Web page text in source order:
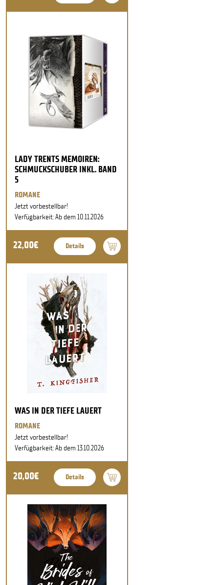
LADY TRENTS MEMOIREN:
SCHMUCKSCHUBER INKL. BAND
5
ROMANE
Jetzt vorbestellbar!
Verfügbarkeit: Ab dem 10.11.2026
22,00€ Details
WAS IN DER TIEFE LAUERT
ROMANE
Jetzt vorbestellbar!
Verfügbarkeit: Ab dem 13.10.2026
20,00€ Details